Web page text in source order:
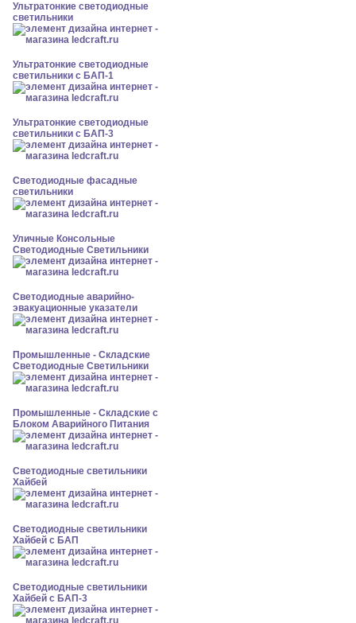
Ультратонкие светодиодные
светильники
Ультратонкие светодиодные
светильники с БАП-1
Ультратонкие светодиодные
светильники с БАП-3
Светодиодные фасадные
светильники
Уличные Консольные
Светодиодные Светильники
Светодиодные аварийно-
эвакуационные указатели
Промышленные - Складские
Светодиодные Светильники
Промышленные - Складские с
Блоком Аварийного Питания
Светодиодные светильники
Хайбей
Светодиодные светильники
Хайбей с БАП
Светодиодные светильники
Хайбей с БАП-3